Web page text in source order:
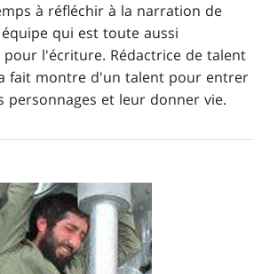
à réfléchir à la narration de
qui est toute aussi
pour l'écriture. Rédactrice de talent
fait montre d'un talent pour entrer
personnages et leur donner vie.